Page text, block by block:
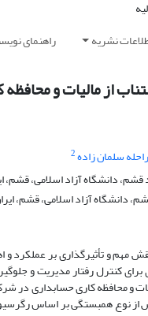
نشریه راهنمای
از مالیات و
راحله سلمان زاده2
دانشگاه آزاد اسلامی، قشم،
دانشگاه آزاد اسلامی، قشم،
مهم و تأثیرگذاری بر عملکرد
کنترل رفتار مدیریت و
نوع همبستگی بر اساس